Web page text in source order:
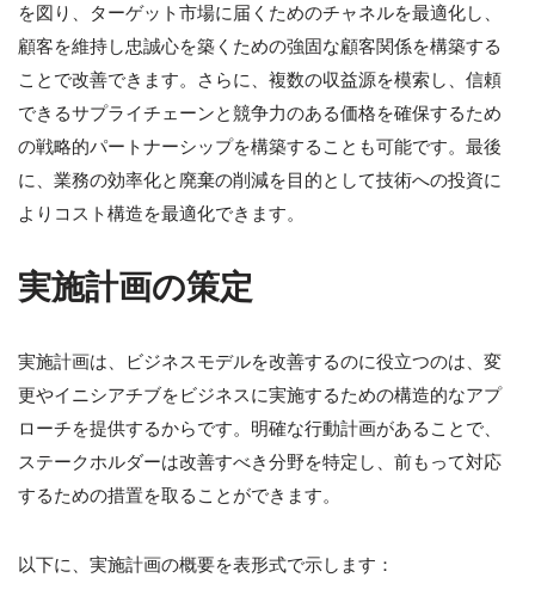
を図り、ターゲット市場に届くためのチャネルを最適化し、
顧客を維持し忠誠心を築くための強固な顧客関係を構築する
ことで改善できます。さらに、複数の収益源を模索し、信頼
できるサプライチェーンと競争力のある価格を確保するため
の戦略的パートナーシップを構築することも可能です。最後
に、業務の効率化と廃棄の削減を目的として技術への投資に
よりコスト構造を最適化できます。
実施計画の策定
実施計画は、ビジネスモデルを改善するのに役立つのは、変
更やイニシアチブをビジネスに実施するための構造的なアプ
ローチを提供するからです。明確な行動計画があることで、
ステークホルダーは改善すべき分野を特定し、前もって対応
するための措置を取ることができます。
以下に、実施計画の概要を表形式で示します：